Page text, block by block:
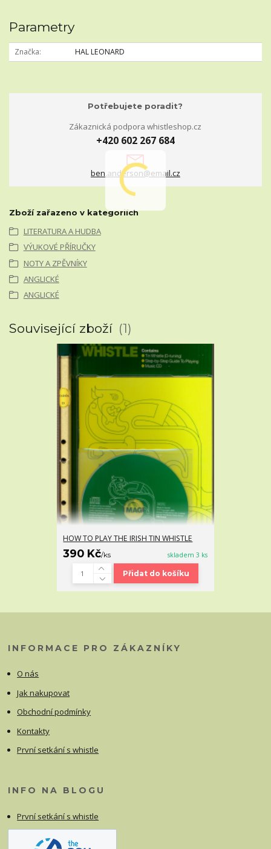
Parametry
Značka HAL LEONARD
Potřebujete poradit?
Zákaznická podpora whistleshop.cz
+420 602 267 684
ben.anderson@email.cz
Zboží zařazeno v kategoriích
LITERATURA A HUDBA
VÝUKOVÉ PŘÍRUČKY
NOTY A ZPĚVNÍKY
ANGLICKÉ
ANGLICKÉ
Související zboží 1
HOW TO PLAY THE IRISH TIN WHISTLE
390 Kč/ks skladem 3 ks
Přidat do košíku
INFORMACE PRO ZÁKAZNÍKY
O nás
Jak nakupovat
Obchodní podmínky
Kontakty
První setkání s whistle
INFO NA BLOGU
První setkání s whistle